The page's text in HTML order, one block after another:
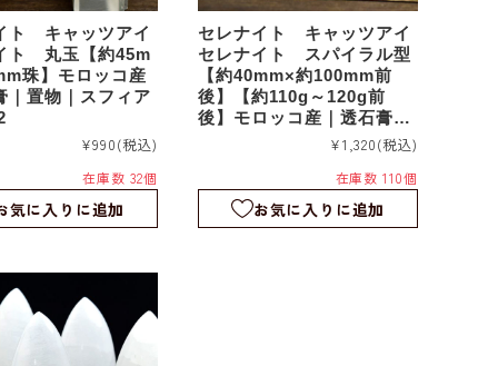
ト キャッツアイ
ト 丸玉【約45m
珠】モロッコ産
｜置物｜スフィア
¥990(税込)
在庫数 32個
気に入りに追加
セレナイト キャッツアイ
セレナイト スパイラル型
【約40mm×約100mm前
後】【約110g～120g前
後】モロッコ産｜透石膏｜
置物｜セレナイトタワー｜
¥1,320(税込)
在庫数 110個
お気に入りに追加